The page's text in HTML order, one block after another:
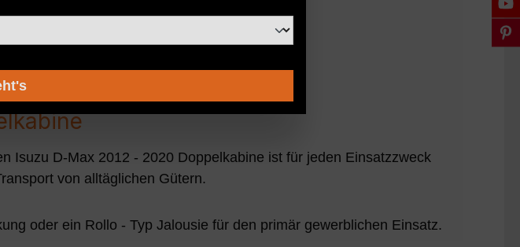
Isuzu D-Max 2012 - 2020 Doppelkabine ist für jeden Einsatzzweck
von alltäglichen Gütern.
oder ein Rollo - Typ Jalousie für den primär gewerblichen Einsatz.